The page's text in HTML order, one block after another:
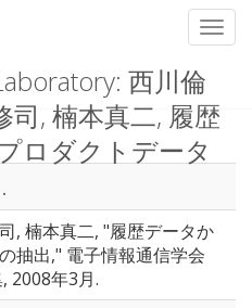
西川倫
司, 楠本真二, 履歴
ロダクトデータ
, 楠本真二, "履歴データか
抽出," 電子情報通信学会
2008年3月.